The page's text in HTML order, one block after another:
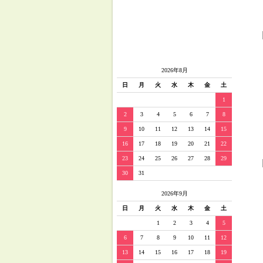
2026年8月
日 月 火 水 木 金 土
1
2 3 4 5 6 7 8
9 10 11 12 13 14 15
16 17 18 19 20 21 22
23 24 25 26 27 28 29
30 31
2026年9月
日 月 火 水 木 金 土
1 2 3 4 5
6 7 8 9 10 11 12
13 14 15 16 17 18 19